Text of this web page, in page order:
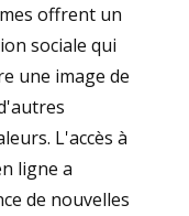
offrent un
sociale qui
une image de
L'accès à
ligne a
de nouvelles